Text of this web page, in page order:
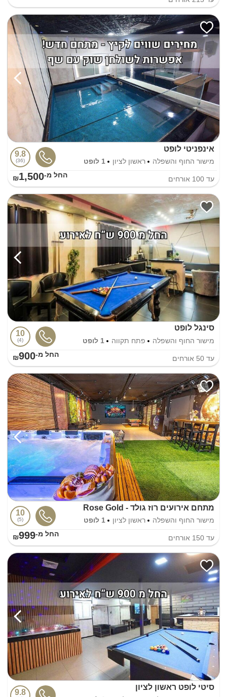
אינפניטי לופט
מישור החוף והשפלה ראשון לציון 1 לופט
9.8
36
עד 100 אורחים החל מ-₪1,500
סינגל לופט
מישור החוף והשפלה פתח תקווה 1 לופט
10
4
עד 50 אורחים החל מ-₪900
מתחם אירועים רוז גולד - Rose Gold
מישור החוף והשפלה ראשון לציון 1 לופט
10
5
עד 150 אורחים החל מ-₪999
סיטי לופט ראשון לציון
9.8